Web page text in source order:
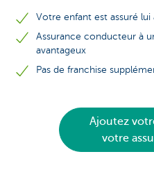
Votre enfant est assuré lui
Assurance conducteur à
avantageux
Pas de franchise
Ajoutez
votre